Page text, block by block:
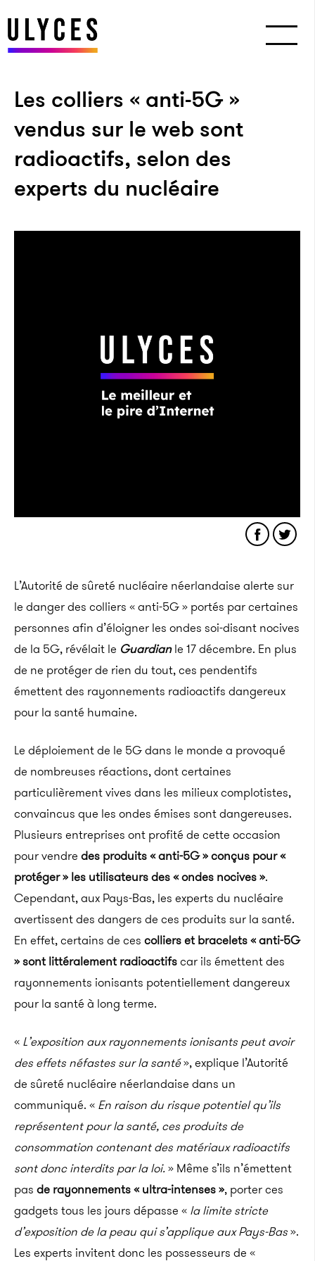
Les colliers « anti-5G »
vendus sur le web sont
radioactifs, selon des
experts du nucléaire
L’Autorité de sûreté nucléaire néerlandaise alerte sur
le danger des colliers «anti-5G» portés par certaines
personnes afin d’éloigner les ondes soi-disant nocives
de la 5G, révélait le Guardianle 17 décembre. En plus
de ne protéger de rien du tout, ces pendentifs
émettent des rayonnements radioactifs dangereux
pour la santé humaine.
Le déploiement de le 5Gdans le monde a provoqué
de nombreuses réactions, dont certaines
particulièrement vives dans les milieux complotistes,
convaincus que les ondes émises sont dangereuses.
Plusieurs entreprises ont profité de cette occasion
pour vendre des produits «anti-5G »conçus pour «
protéger » les utilisateurs des « ondes nocives ».
Cependant, aux Pays-Bas, les experts du nucléaire
avertissent des dangers de ces produits sur la santé.
En effet, certains de ces colliers et bracelets «anti-5G
» sont littéralement radioactifscar ils émettent des
rayonnements ionisants potentiellement dangereux
pour la santé à long terme.
« L’exposition aux rayonnements ionisants peut avoir
des effets néfastes sur la santé», explique l’Autorité
de sûreté nucléaire néerlandaise dans un
communiqué. « En raison du risque potentiel qu’ils
représentent pour la santé, ces produits de
consommation contenant des matériaux radioactifs
sont donc interdits par la loi.» Même s’ils n’émettent
pas de rayonnements « ultra-intenses », porter ces
gadgets tous les jours dépasse « la limite stricte
d’exposition de la peau qui s’applique aux Pays-Bas».
Les experts invitent donc les possesseurs de «